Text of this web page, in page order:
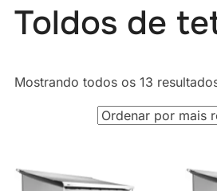
Toldos de
Mostrando todos os 13